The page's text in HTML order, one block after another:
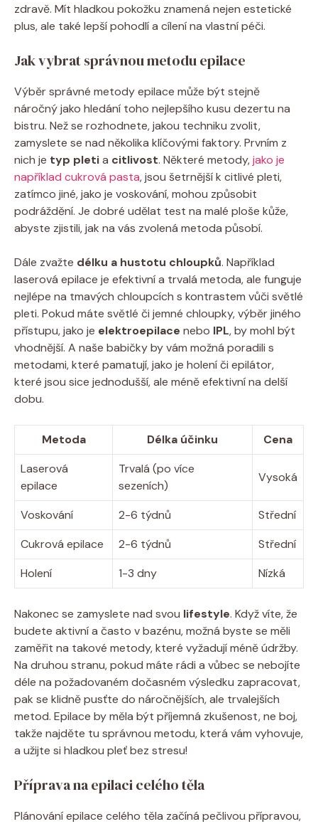
zdravě. Mít hladkou pokožku znamená nejen estetické
plus, ale také lepší pohodlí a cílení na vlastní péči.
Jak vybrat správnou metodu epilace
Výběr správné metody epilace může být stejně
náročný jako hledání toho nejlepšího kusu dezertu na
bistru. Než se rozhodnete, jakou techniku zvolit,
zamyslete se nad několika klíčovými faktory. Prvním z
nich je typ pletia citlivost. Některé metody,jako je
například cukrová pasta, jsou šetrnější k citlivé pleti,
zatímco jiné, jako je voskování, mohou způsobit
podráždění. Je dobré udělat test na malé ploše kůže,
abyste zjistili, jak na vás zvolená metoda působí.
Dále zvažte délku a hustotu chloupků. Například
laserová epilace je efektivní a trvalá metoda, ale funguje
nejlépe na tmavých chloupcích s kontrastem vůči světlé
pleti. Pokud máte světlé či jemné chloupky, výběr jiného
přístupu, jako je elektroepilace nebo IPL, by mohl být
vhodnější. A naše babičky by vám možná poradili s
metodami, které pamatují, jako je holení či epilátor,
které jsou sice jednodušší, ale méně efektivní na delší
dobu.
Metoda Délka účinku
Cena
Laserová
epilace
Trvalá (po více
sezeních)
Vysoká
Voskování 2-6 týdnů
Střední
Cukrová epilace
2-6 týdnů
Střední
Holení
1-3 dny Nízká
Nakonec se zamyslete nad svou lifestyle. Když víte, že
budete aktivní a často v bazénu, možná byste se měli
zaměřit na takové metody, které vyžadují méně údržby.
Na druhou stranu, pokud máte rádi a vůbec se nebojíte
déle na požadovaném dočasném výsledku zapracovat,
pak se klidně pusťte do náročnějších, ale trvalejších
metod. Epilace by měla být příjemná zkušenost, ne boj,
takže najděte tu správnou metodu, která vám vyhovuje,
a užijte si hladkou pleť bez stresu!
Příprava na epilaci celého těla
Plánování epilace celého těla začíná pečlivou přípravou,